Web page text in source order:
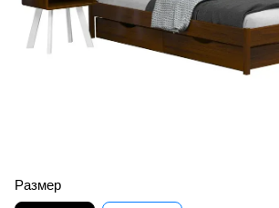
Размер